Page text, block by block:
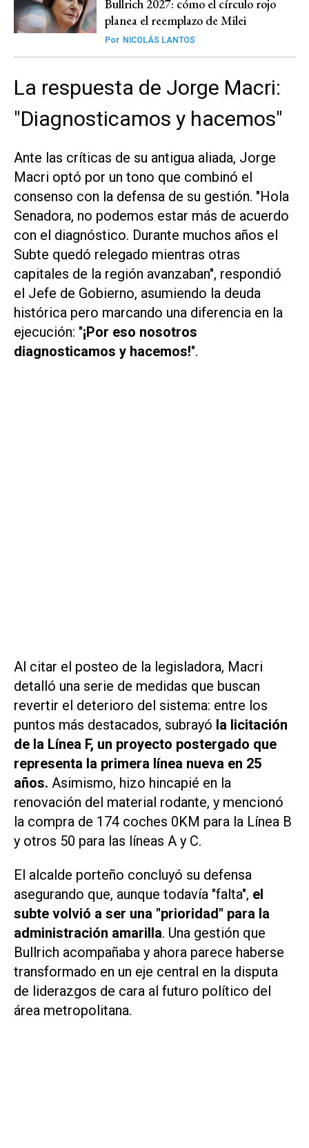
Bullrich 2027: cómo el círculo rojo
planea el reemplazo de Milei
Por NICOLÁS LANTOS
La respuesta de Jorge Macri:
"Diagnosticamos y hacemos"
Ante las críticas de su antigua aliada, Jorge
Macri optó por un tono que combinó el
consenso con la defensa de su gestión. "Hola
Senadora, no podemos estar más de acuerdo
con el diagnóstico. Durante muchos años el
Subte quedó relegado mientras otras
capitales de la región avanzaban", respondió
el Jefe de Gobierno, asumiendo la deuda
histórica pero marcando una diferencia en la
ejecución: "¡Por eso nosotros
diagnosticamos y hacemos!".
Al citar el posteo de la legisladora, Macri
detalló una serie de medidas que buscan
revertir el deterioro del sistema: entre los
puntos más destacados, subrayó la licitación
de la Línea F, un proyecto postergado que
representa la primera línea nueva en 25
años. Asimismo, hizo hincapié en la
renovación del material rodante, y mencionó
la compra de 174 coches 0KM para la Línea B
y otros 50 para las líneas A y C.
El alcalde porteño concluyó su defensa
asegurando que, aunque todavía "falta", el
subte volvió a ser una "prioridad" para la
administración amarilla. Una gestión que
Bullrich acompañaba y ahora parece haberse
transformado en un eje central en la disputa
de liderazgos de cara al futuro político del
área metropolitana.